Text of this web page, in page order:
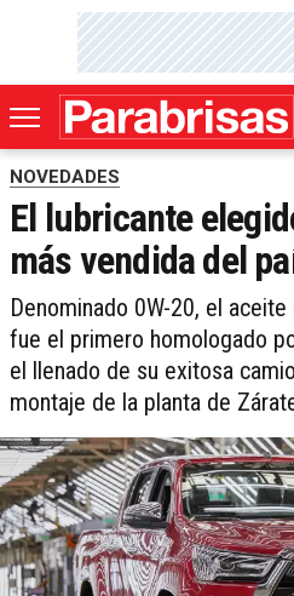
NOVEDADES
El lubricante
más vendida del
Denominado 0W-20, el
fue el primero homologado
el llenado de su exitosa
montaje de la planta de